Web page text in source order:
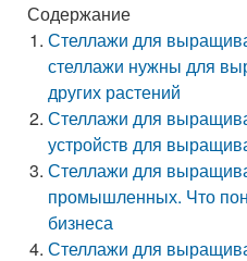
Содержание
Стеллажи для
стеллажи нужны для
других растений
Стеллажи для
устройств для
Стеллажи для
промышленных. Что
бизнеса
Стеллажи для